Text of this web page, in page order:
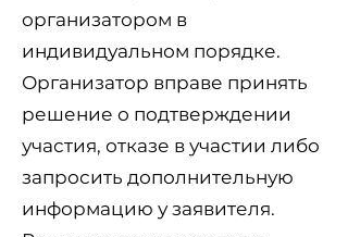
организатором в
индивидуальном порядке.
Организатор вправе принять
решение о подтверждении
участия, отказе в участии либо
запросить дополнительную
информацию у заявителя.